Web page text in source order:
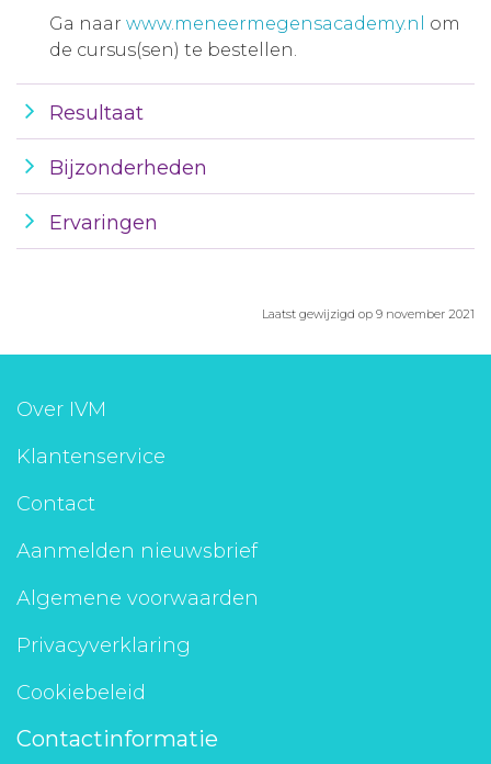
Ga naar www.meneermegensacademy.nl
om
de cursus(sen) te bestellen.
Resultaat
Bijzonderheden
Ervaringen
Laatst gewijzigd op 9 november 2021
Over IVM
Klantenservice
Contact
Aanmelden nieuwsbrief
Algemene voorwaarden
Privacyverklaring
Cookiebeleid
Contactinformatie